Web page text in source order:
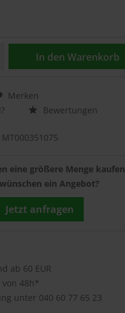
In den Warenkorb
Merken
Bewertungen
MT000351075
eine größere Menge kaufen
ein Angebot?
Jetzt anfragen
ab 60 EUR
48h*
unter 040 60 77 65 23